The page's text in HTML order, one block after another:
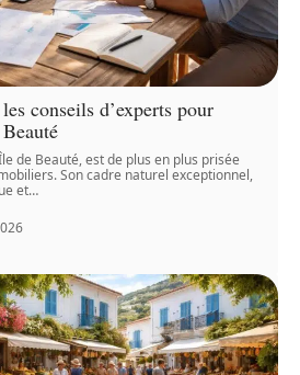
conseils d’experts pour
de Beauté, est de plus en plus prisée
Son cadre naturel exceptionnel,
et…